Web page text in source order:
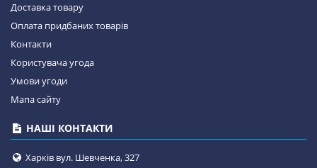
Доставка товару
Оплата придбаних товарів
Контакти
Користувача угода
Умови угоди
Мапа сайту
НАШІ КОНТАКТИ
Харків вул. Шевченка, 327